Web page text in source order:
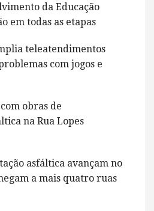
da Educação
em todas as etapas
teleatendimentos
com jogos e
obras de
na Rua Lopes
asfáltica avançam no
a mais quatro ruas